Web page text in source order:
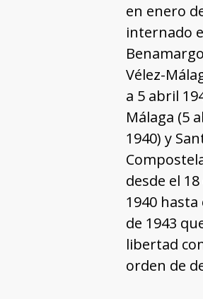
en enero
internado
Vélez-
a 5 abril
Málaga (5
1940) y
desde el
1940
de 1943
libertad
orden de